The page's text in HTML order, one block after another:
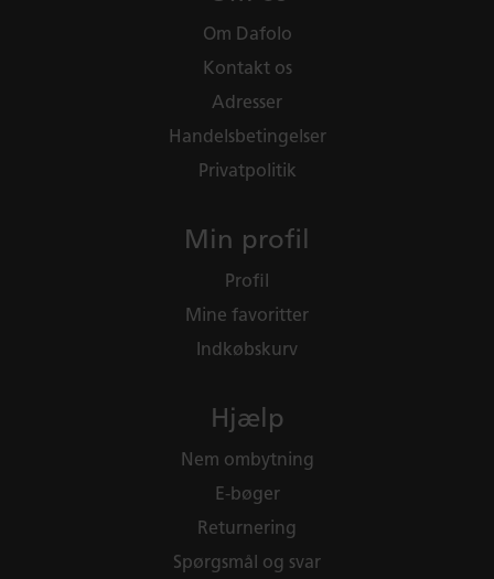
Om Dafolo
Kontakt os
Adresser
Handelsbetingelser
Privatpolitik
Min profil
Profil
Mine favoritter
Indkøbskurv
Hjælp
Nem ombytning
E-bøger
Returnering
Spørgsmål og svar